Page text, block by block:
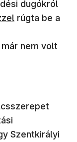
dugókról
rúgta be a
nem volt
Szentkirályi